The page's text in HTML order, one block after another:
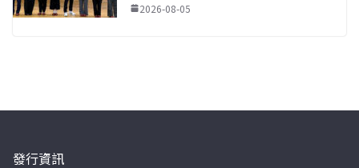
2026-08-05
發行資訊